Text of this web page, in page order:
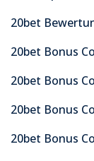
20bet
20bet Bonus
20bet Bonus
20bet Bonus
20bet Bonus